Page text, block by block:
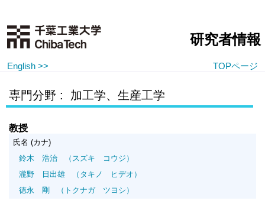
研究者情報
English >> TOPページ
専門分野 : 加工学、生産工学
教授
氏名 (カナ)
鈴木 浩治
（スズキ コウジ）
瀧野 日出雄
（タキノ ヒデオ）
徳永 剛
（トクナガ ツヨシ）